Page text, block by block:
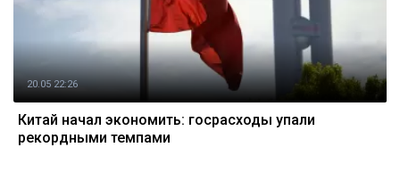
20.05 22:26
Китай начал экономить: госрасходы упали
рекордными темпами